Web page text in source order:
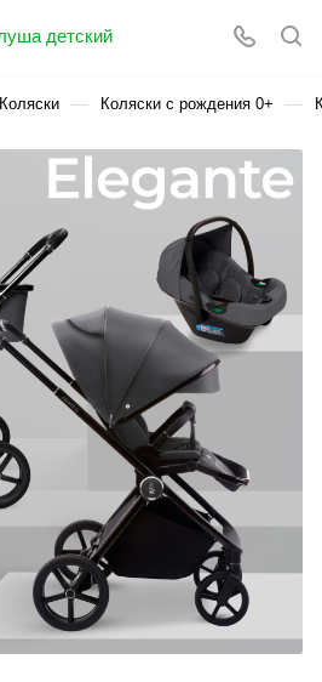
Коляски — Коляски с рождения 0+ —